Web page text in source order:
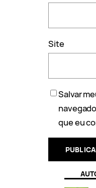
Site
Salvar
que eu